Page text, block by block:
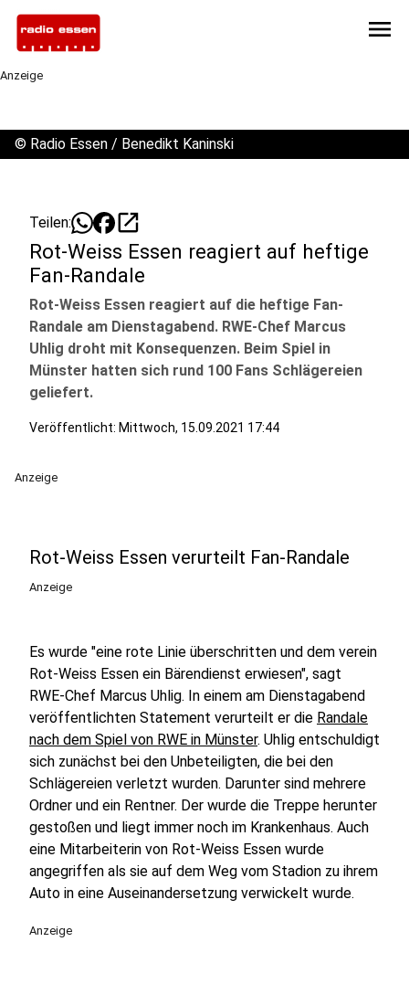
menu
Anzeige
© Radio Essen / Benedikt Kaninski
Teilen: open_in_new
Rot-Weiss Essen reagiert auf heftige
Fan-Randale
Rot-Weiss Essen reagiert auf die heftige Fan-
Randale am Dienstagabend. RWE-Chef Marcus
Uhlig droht mit Konsequenzen. Beim Spiel in
Münster hatten sich rund 100 Fans Schlägereien
geliefert.
Veröffentlicht: Mittwoch, 15.09.2021 17:44
Anzeige
Rot-Weiss Essen verurteilt Fan-Randale
Anzeige
Es wurde "eine rote Linie überschritten und dem verein
Rot-Weiss Essen ein Bärendienst erwiesen", sagt
RWE-Chef Marcus Uhlig. In einem am Dienstagabend
veröffentlichten Statement verurteilt er die Randale
nach dem Spiel von RWE in Münster. Uhlig entschuldigt
sich zunächst bei den Unbeteiligten, die bei den
Schlägereien verletzt wurden. Darunter sind mehrere
Ordner und ein Rentner. Der wurde die Treppe herunter
gestoßen und liegt immer noch im Krankenhaus. Auch
eine Mitarbeiterin von Rot-Weiss Essen wurde
angegriffen als sie auf dem Weg vom Stadion zu ihrem
Auto in eine Auseinandersetzung verwickelt wurde.
Anzeige